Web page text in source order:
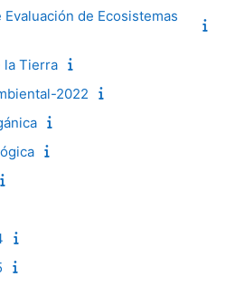
de Ecosistemas
la Tierra
2022